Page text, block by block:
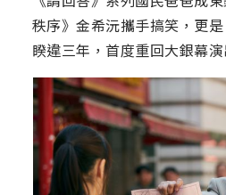
秩序》金希沅攜手搞笑，更
睽違三年，首度重回大銀幕演